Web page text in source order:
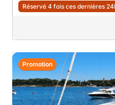
Réservé 4 fois ces dernières
Promotion